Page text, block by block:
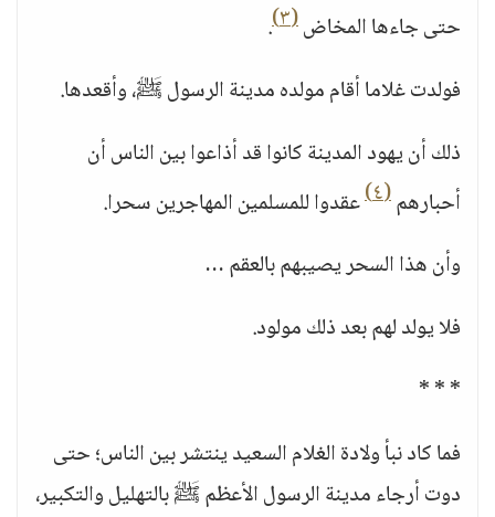
حتى جاءها المخاض(٣) .
فولدت غلاما أقام مولده مدينة الرسول ﷺ، وأقعدها.
ذلك أن يهود المدينة كانوا قد أذاعوا بين الناس أن
أحبارهم(٤)
عقدوا للمسلمين المهاجرين سحرا.
وأن هذا السحر يصيبهم بالعقم …
فلا يولد لهم بعد ذلك مولود.
* * *
فما كاد نبأ ولادة الغلام السعيد ينتشر بين الناس؛ حتى
دوت أرجاء مدينة الرسول الأعظم ﷺ بالتهليل والتكبير،